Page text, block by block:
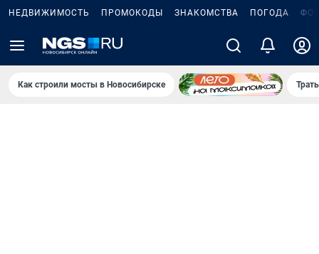
НЕДВИЖИМОСТЬ ПРОМОКОДЫ ЗНАКОМСТВА ПОГОДА
Как строили мосты в Новосибирске